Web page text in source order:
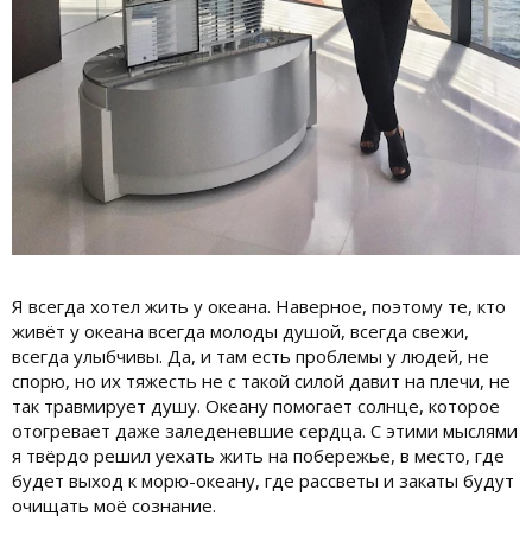
Я всегда хотел жить у океана. Наверное, поэтому те, кто
живёт у океана всегда молоды душой, всегда свежи,
всегда улыбчивы. Да, и там есть проблемы у людей, не
спорю, но их тяжесть не с такой силой давит на плечи, не
так травмирует душу. Океану помогает солнце, которое
отогревает даже заледеневшие сердца. С этими мыслями
я твёрдо решил уехать жить на побережье, в место, где
будет выход к морю-океану, где рассветы и закаты будут
очищать моё сознание.